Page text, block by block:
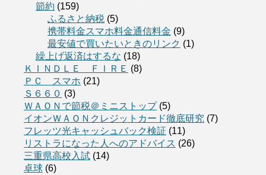
節約 (159)
ふるさと納税 (5)
携帯料金スマホ料金通信料金 (9)
最安値で買いたいときのリンク (1)
繰上げ返済はするな (18)
ＫＩＮＤＬＥ ＦＩＲＥ (8)
ＰＣ スマホ (21)
Ｓ６６０ (3)
ＷＡＯＮで節税＠ミニストップ(5)
イオンＷＡＯＮクレジットカード徹底研究 (7)
フレッツ光キャッシュバック検証 (11)
リストラになった人へのアドバイス (26)
三重県高校入試 (14)
卓球 (6)